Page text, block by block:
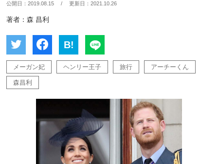
公開日：2019.08.15 / 更新日：2021.10.26
著者：森 昌利
B!
メーガン妃 ヘンリー王子 旅行 アーチーくん
森昌利